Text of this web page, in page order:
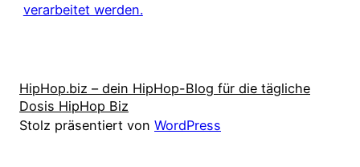
verarbeitet werden.
HipHop.biz – dein HipHop-Blog für die tägliche
Dosis HipHop Biz
Stolz präsentiert von WordPress